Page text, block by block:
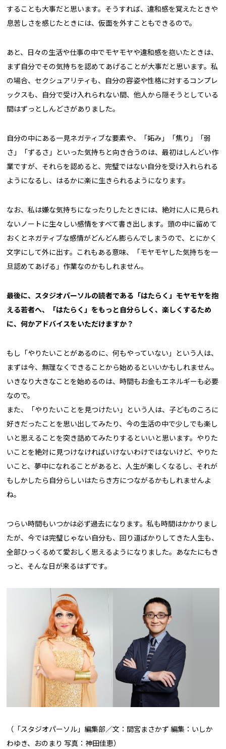
することも大事だと思います。そうすれば、違和感を覚えたときや
息苦しさを感じたときには、仮面を外すこともできるので。
あと、日々の生活や仕事の中でモヤモヤや違和感を抱いたときは、
まず自分でその気持ちを認めてあげることが大事だと思います。私
の場合、セクシュアリティも、自分の容姿や性格に対するコンプレ
ックスも、自分で受け入れられない間、他人から隠そうとしている
間はずっとしんどさがありました。
自分の中にある一見ネガティブな要素や、「妬み」「焦り」「弱
さ」「ずるさ」といった気持ちと向き合うのは、最初はしんどい作
業ですが、それらを認めると、完璧ではない自分を受け入れられる
ようになるし、はるかに楽に生きられるようになります。
なお、私は嫌な気持ちになったりしたときには、絶対に人に見られ
ないノートに生々しい感情をすべて書き出します。頭の中に留めて
おくとネガティブな感情がどんどん膨らんでしまうので、とにかく
文字にして外に出す。これもある意味、「モヤモヤした気持ちを一
旦認めてあげる」作業なのかもしれません。
――最後に、スタジオパーソルの読者である「はたらく」モヤモヤを抱
える若者へ、「はたらく」をもっと自分らしく、楽しくするため
に、何かアドバイスをいただけますか？
もし「やりたいことがあるのに、何もやっていない」という人は、
まずは今、無理なくできることから始めるといいかもしれません。
いきなり大きなことを始めるのは、時間もお金もエネルギーも必要
なので。
また、「やりたいことを見つけたい」という人は、子どものころに
好きだったことを思い出してみたり、今の生活の中で少しでも楽し
いと思えることを突き詰めてみたりするといいと思います。やりた
いことを絶対に見つけなければいけないわけではないけど、やりた
いこと、夢中になれることがあると、人生が楽しくなるし、それが
もしかしたら自分らしいはたらき方につながるかもしれませんよ
ね。
つらい時間もいつかは必ず過去になります。私も時間はかかりまし
たが、今では完璧じゃない自分も、回り道ばかりしてきた人生も、
全部ひっくるめて愛おしく思えるようになりました。あなたにもき
っと、そんな日が来るはずです。
（「スタジオパーソル」編集部／文：間宮まさかず 編集：いしか
わゆき、おのまり 写真：神田佳恵）